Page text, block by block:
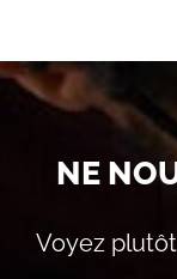
NE
Voyez